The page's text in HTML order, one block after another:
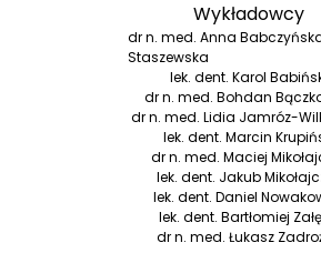
Wykładowcy
dr n. med. Anna
Staszewska
lek. dent. Karol
dr n. med. Bohdan
dr n. med. Lidia Jamróz-
lek. dent. Marcin
dr n. med. Maciej
lek. dent. Jakub
lek. dent. Daniel
lek. dent. Bartłomiej
dr n. med. Łukasz